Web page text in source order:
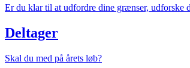
Er du klar til at udfordre dine grænser, udforske
Deltager
Skal du med på årets løb?